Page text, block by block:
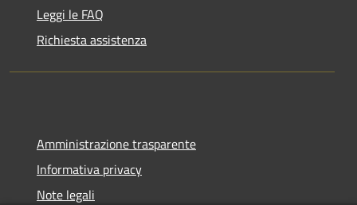
Leggi le FAQ
Richiesta assistenza
Amministrazione trasparente
Informativa privacy
Note legali